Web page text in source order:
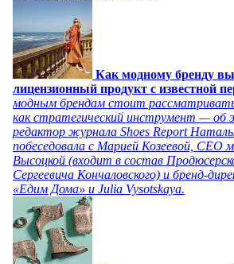
Как модному бренду
лицензионный продукт с известной
модным брендам стоит рассматривать
как стратегический инструмент — об
редактор журнала Shoes Report
побеседовала с Марией Козеевой, СЕО
Высоцкой (входит в состав
Сергеевича Кончаловского) и бренд-
«Едим Дома» и Julia Vysotskaya.